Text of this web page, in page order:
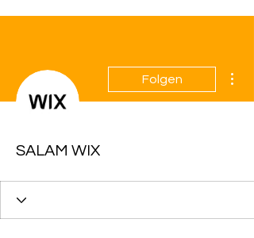
Folgen
SALAM WIX